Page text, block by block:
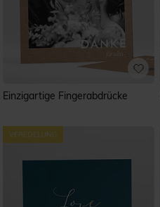
Einzigartige Fingerabdrücke